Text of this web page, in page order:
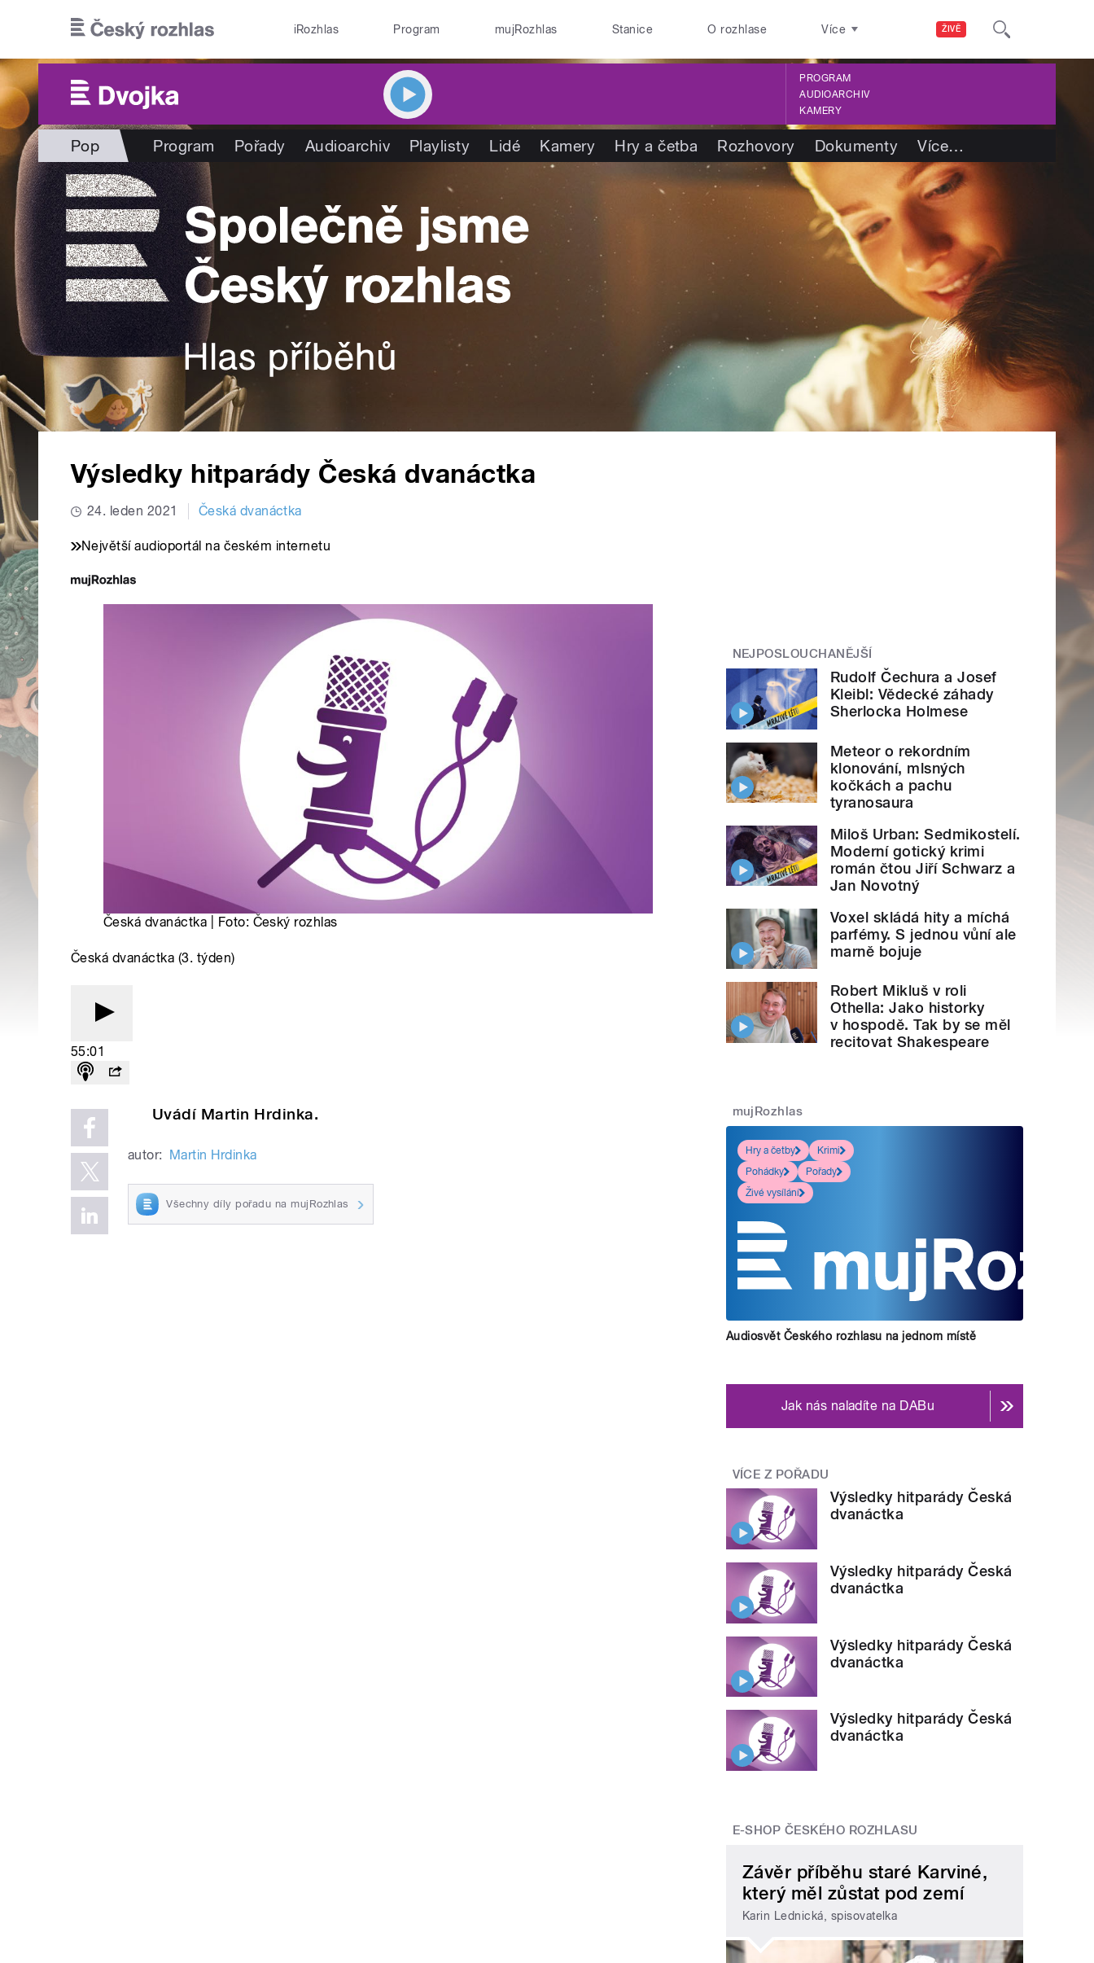
ŽIVĚ
iRozhlas Program mujRozhlas Stanice O rozhlase Více
PROGRAM
AUDIOARCHIV
KAMERY
Pop Program Pořady Audioarchiv Playlisty Lidé Kamery Hry a četba Rozhovory Dokumenty Více…
Výsledky hitparády Česká dvanáctka
24. leden 2021 Česká dvanáctka
Největší audioportál na českém internetu
Česká dvanáctka | Foto: Český rozhlas
Česká dvanáctka (3. týden)
55:01
Uvádí Martin Hrdinka.
autor: Martin Hrdinka
Všechny díly pořadu na mujRozhlas
NEJPOSLOUCHANĚJŠÍ
Rudolf Čechura a Josef
Kleibl: Vědecké záhady
Sherlocka Holmese
Meteor o rekordním
klonování, mlsných
kočkách a pachu
tyranosaura
Miloš Urban: Sedmikostelí.
Moderní gotický krimi
román čtou Jiří Schwarz a
Jan Novotný
Voxel skládá hity a míchá
parfémy. S jednou vůní ale
marně bojuje
Robert Mikluš v roli
Othella: Jako historky
v hospodě. Tak by se měl
recitovat Shakespeare
mujRozhlas
Hry a četby
Krimi
Pohádky
Pořady
Živé vysílání
Audiosvět Českého rozhlasu na jednom místě
Jak nás naladíte na DABu
VÍCE Z POŘADU
Výsledky hitparády Česká
dvanáctka
Výsledky hitparády Česká
dvanáctka
Výsledky hitparády Česká
dvanáctka
Výsledky hitparády Česká
dvanáctka
E-SHOP ČESKÉHO ROZHLASU
Závěr příběhu staré Karviné,
který měl zůstat pod zemí
Karin Lednická, spisovatelka